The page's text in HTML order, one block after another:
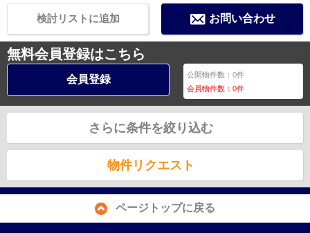
お問い合わせ
検討リストに追加
無料会員登録はこちら
会員登録 公開物件数：0件
会員物件数：0件
さらに条件を絞り込む
物件リクエスト
ページトップに戻る